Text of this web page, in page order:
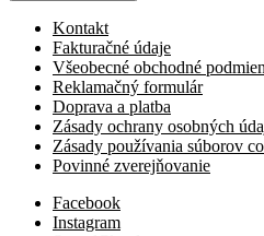
Kontakt
Fakturačné údaje
Všeobecné obchodné
Reklamačný formulár
Doprava a platba
Zásady ochrany osobných
Zásady používania súborov
Povinné zverejňovanie
Facebook
Instagram